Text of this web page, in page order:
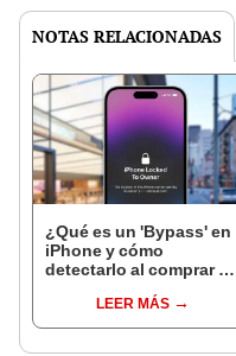
NOTAS RELACIONADAS
¿Qué es un 'Bypass' en
iPhone y cómo
detectarlo al comprar un
LEER MÁS